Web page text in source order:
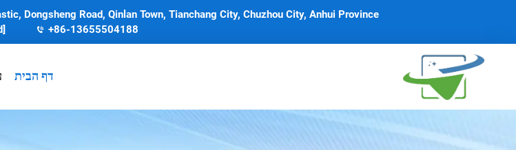
Dongsheng Road, Qinlan Town, Tianchang City, Chuzhou City, Anhui Province
+86-13655504188
דף הבית